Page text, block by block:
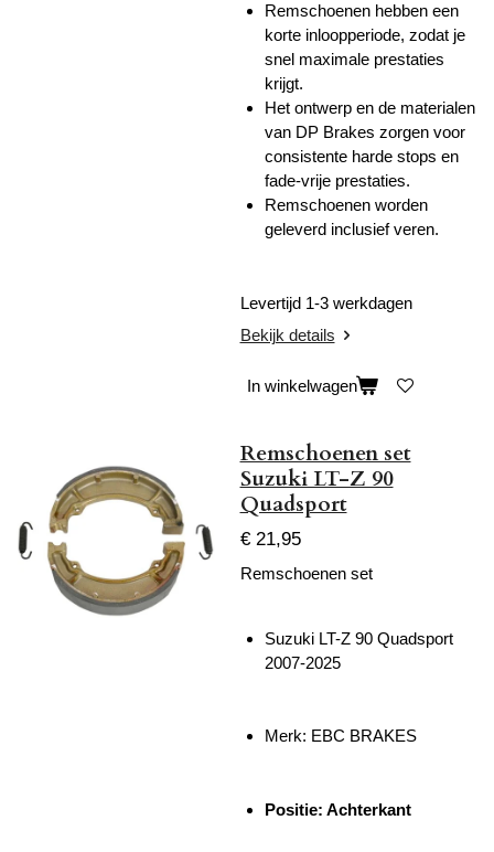
Remschoenen hebben een
korte inloopperiode, zodat je
snel maximale prestaties
krijgt.
Het ontwerp en de materialen
van DP Brakes zorgen voor
consistente harde stops en
fade-vrije prestaties.
Remschoenen worden
geleverd inclusief veren.
Levertijd 1-3 werkdagen
Bekijk details
In winkelwagen
Remschoenen set
Suzuki LT-Z 90
Quadsport
€ 21,95
Remschoenen set
Suzuki LT-Z 90 Quadsport
2007-2025
Merk: EBC BRAKES
Positie: Achterkant